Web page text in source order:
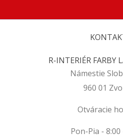
R-INTERIÉR FARBY
Námestie
960 01
Otváracie
Pon-Pia - 8:00